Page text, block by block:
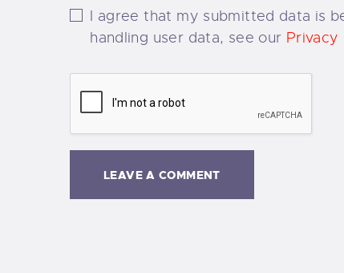
I agree that my submitted data is
handling user data, see our Privacy